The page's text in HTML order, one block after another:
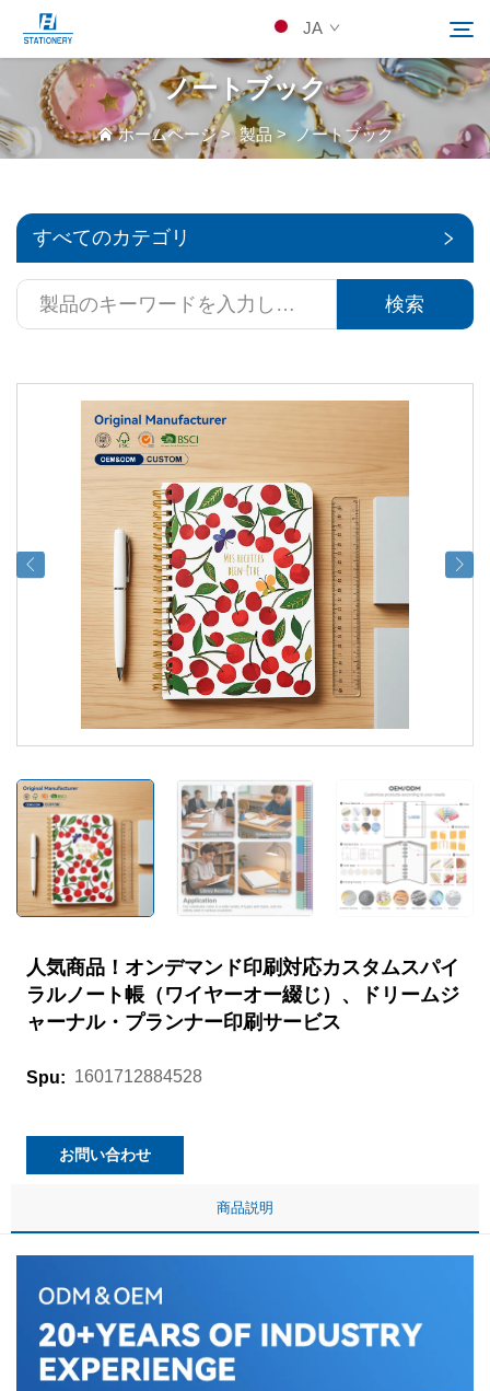
JA
製品
カスタムソリューション
リソース
Kontakuto Us
検索
ノートブック
ホームページ>製品> ノートブック
すべてのカテゴリ
検索
人気商品！オンデマンド印刷対応カスタムスパイ
ラルノート帳（ワイヤーオー綴じ）、ドリームジ
ャーナル・プランナー印刷サービス
Spu: 1601712884528
お問い合わせ
商品説明